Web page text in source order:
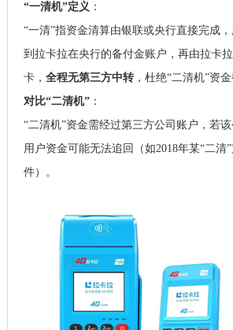
“一清机”定义 ：
“一清”指资金清算由银联或央行直接完成
到拉卡拉在央行的备付金账户，再由拉卡
卡， 全程无第三方中转，杜绝“二清机”资金
对比“二清机”：
“二清机”资金需经过第三方公司账户，若该
用户资金可能无法追回（如2018年某“二清
件）。